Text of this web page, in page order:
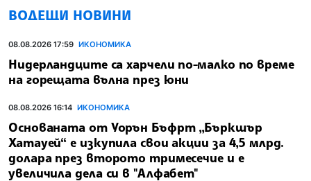
ВОДЕЩИ НОВИНИ
08.08.2026 17:59 ИКОНОМИКА
Нидерландците са харчели по-малко по време
на горещата вълна през юни
08.08.2026 16:14 ИКОНОМИКА
Основаната от Уорън Бъфрт „Бъркшър
Хатауей“ е изкупила свои акции за 4,5 млрд.
долара през второто тримесечие и е
увеличила дела си в "Алфабет"